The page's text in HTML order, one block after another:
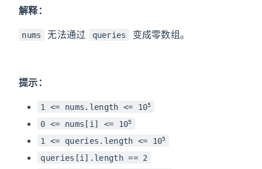
解释：
nums 无法通过 queries 变成零数组。
提示：
1 <= nums.length <= 105
0 <= nums[i] <= 105
1 <= queries.length <= 105
queries[i].length == 2